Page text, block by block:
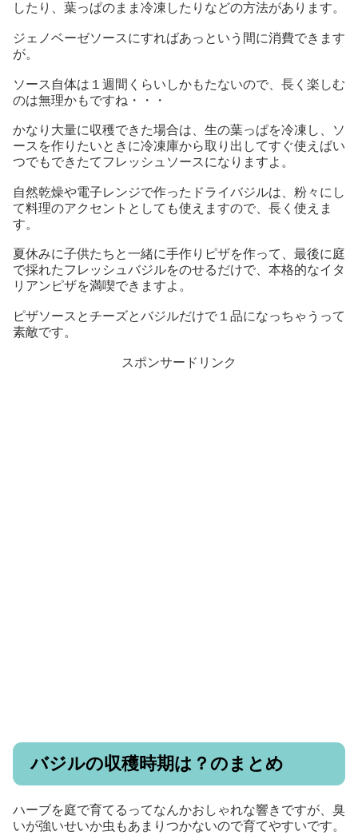
したり、葉っぱのまま冷凍したりなどの方法があります。
ジェノベーゼソースにすればあっという間に消費できます
が。
ソース自体は１週間くらいしかもたないので、長く楽しむ
のは無理かもですね・・・
かなり大量に収穫できた場合は、生の葉っぱを冷凍し、ソ
ースを作りたいときに冷凍庫から取り出してすぐ使えばい
つでもできたてフレッシュソースになりますよ。
自然乾燥や電子レンジで作ったドライバジルは、粉々にし
て料理のアクセントとしても使えますので、長く使えま
す。
夏休みに子供たちと一緒に手作りピザを作って、最後に庭
で採れたフレッシュバジルをのせるだけで、本格的なイタ
リアンピザを満喫できますよ。
ピザソースとチーズとバジルだけで１品になっちゃうって
素敵です。
スポンサードリンク
バジルの収穫時期は？のまとめ
ハーブを庭で育てるってなんかおしゃれな響きですが、臭
いが強いせいか虫もあまりつかないので育てやすいです。